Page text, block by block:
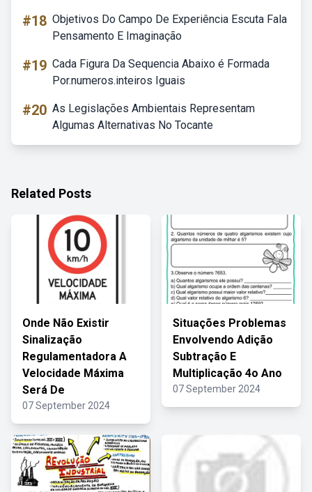
#18 Objetivos Do Campo De Experiência Escuta Fala
Pensamento E Imaginação
#19 Cada Figura Da Sequencia Abaixo é Formada
Por.numeros.inteiros Iguais
#20 As Legislações Ambientais Representam
Algumas Alternativas No Tocante
Related Posts
Onde Não Existir
Sinalização
Regulamentadora A
Velocidade Máxima
Será De
07 September 2024
Situações Problemas
Envolvendo Adição
Subtração E
Multiplicação 4o Ano
07 September 2024